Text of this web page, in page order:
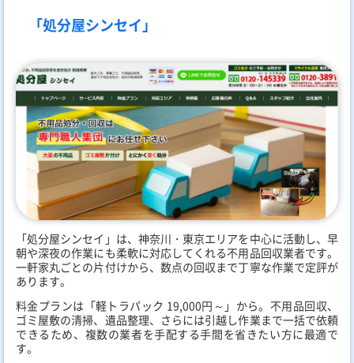
「処分屋シンセイ」
「処分屋シンセイ」は、神奈川・東京エリアを中心に活動し、早
朝や深夜の作業にも柔軟に対応してくれる不用品回収業者です。
一軒家丸ごとの片付けから、数点の回収まで丁寧な作業で定評が
あります。
料金プランは「軽トラパック 19,000円～」から。不用品回収、
ゴミ屋敷の清掃、遺品整理、さらには引越し作業まで一括で依頼
できるため、複数の業者を手配する手間を省きたい方に最適で
す。